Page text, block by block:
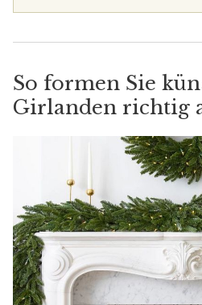
So formen Sie
Girlanden richtig